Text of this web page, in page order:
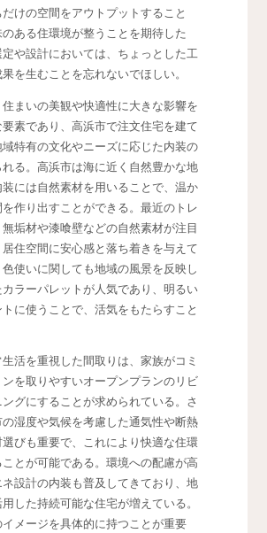
けの空間をアウトプットすること
ある住環境が整うことを期待した
や設計においては、ちょっとした工
を生むことを忘れないでほしい。
まいの美観や快適性に大きな影響を
素であり、高浜市で注文住宅を建て
特有の文化やニーズに応じた内装の
る。高浜市は海に近く自然豊かな地
には自然素材を用いることで、温か
作り出すことができる。最近のトレ
垢材や漆喰壁などの自然素材が注目
住空間に安心感と落ち着きを与えて
使いに関しても地域の風景を反映し
ラーパレットが人気であり、明るい
に使うことで、活気をもたらすこと
活を重視した間取りは、家族がコミ
ンを取りやすいオープンプランのリビ
グにすることが求められている。さ
の湿度や気候を考慮した通気性や断熱
びも重要で、これにより快適な住環
とが可能である。環境への配慮が高
ネ設計の内装も普及してきており、地
した持続可能な住宅が増えている。
メージを具体的に持つことが重要